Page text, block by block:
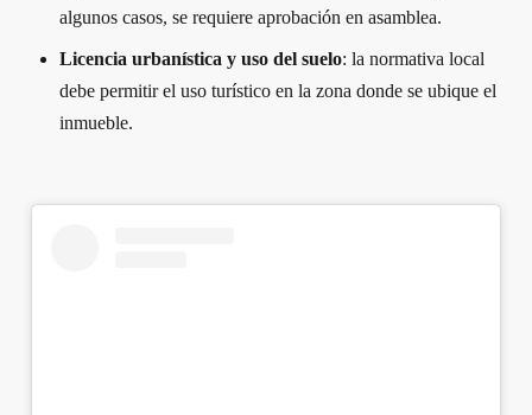
algunos casos, se requiere aprobación en asamblea.
Licencia urbanística y uso del suelo: la normativa local
debe permitir el uso turístico en la zona donde se ubique el
inmueble.